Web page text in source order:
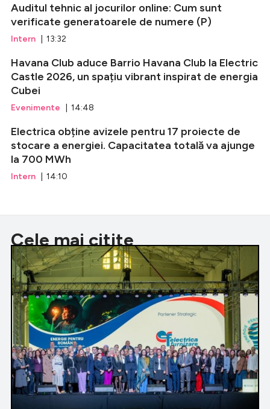
Auditul tehnic al jocurilor online: Cum sunt
verificate generatoarele de numere (P)
Intern | 13:32
Havana Club aduce Barrio Havana Club la Electric
Castle 2026, un spațiu vibrant inspirat de energia
Cubei
Evenimente | 14:48
Electrica obține avizele pentru 17 proiecte de
stocare a energiei. Capacitatea totală va ajunge
la 700 MWh
Intern | 14:10
Cele mai citite